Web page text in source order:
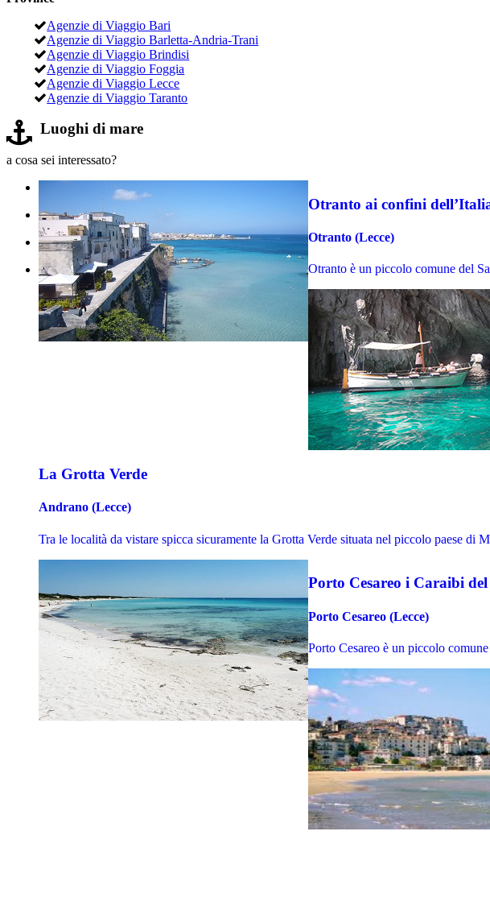
Agenzie di Viaggio Bari
Agenzie di Viaggio Barletta-Andria-Trani
Agenzie di Viaggio Brindisi
Agenzie di Viaggio Foggia
Agenzie di Viaggio Lecce
Agenzie di Viaggio Taranto
Luoghi di mare
a cosa sei interessato?
Otranto ai confini
Otranto (Lecce)
Otranto è un piccolo comune del
La Grotta Verde
Andrano (Lecce)
Tra le località da vistare spicca sicuramente la Grotta Verde situata nel piccolo paese
Porto Cesareo i Caraibi del
Porto Cesareo (Lecce)
Porto Cesareo è un piccolo